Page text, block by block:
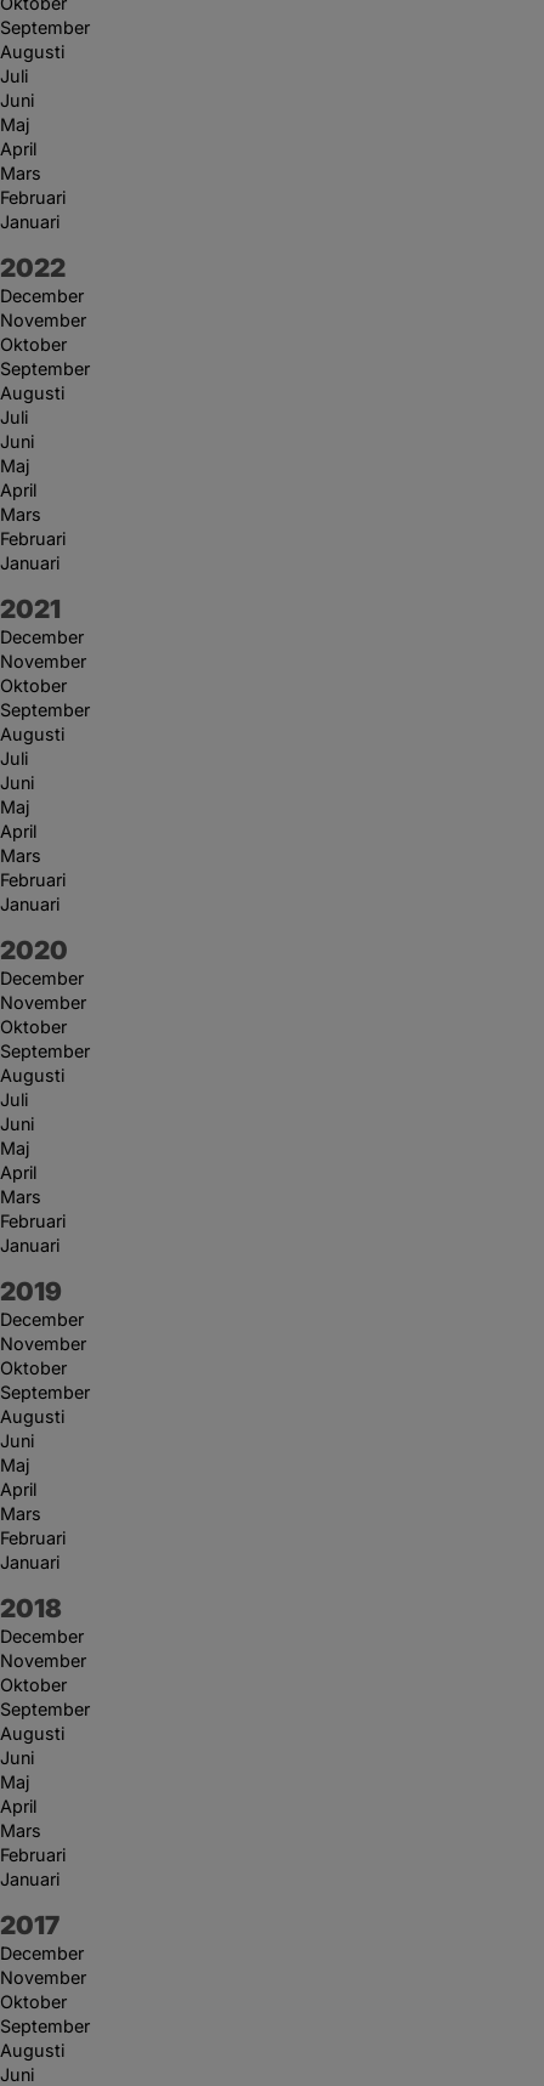
September
Augusti
Juli
Juni
Maj
April
Mars
Februari
Januari
År:
2022
December
November
Oktober
September
Augusti
Juli
Juni
Maj
April
Mars
Februari
Januari
År:
2021
December
November
Oktober
September
Augusti
Juli
Juni
Maj
April
Mars
Februari
Januari
År:
2020
December
November
Oktober
September
Augusti
Juli
Juni
Maj
April
Mars
Februari
Januari
År:
2019
December
November
Oktober
September
Augusti
Juni
Maj
April
Mars
Februari
Januari
År:
2018
December
November
Oktober
September
Augusti
Juni
Maj
April
Mars
Februari
Januari
År:
2017
December
November
Oktober
September
Augusti
Juni